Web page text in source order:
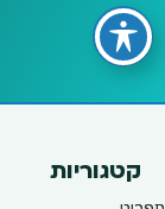
קטגוריות